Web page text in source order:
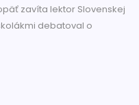
zavíta lektor Slovenskej
debatoval o